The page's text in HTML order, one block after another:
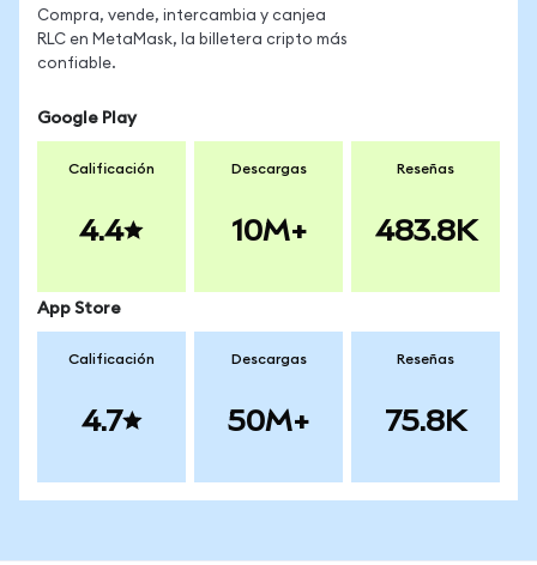
Compra, vende, intercambia y canjea
RLC en MetaMask, la billetera cripto más
confiable.
Google Play
Calificación
4.4
Descargas
10M+
Reseñas
483.8K
App Store
Calificación
4.7
Descargas
50M+
Reseñas
75.8K